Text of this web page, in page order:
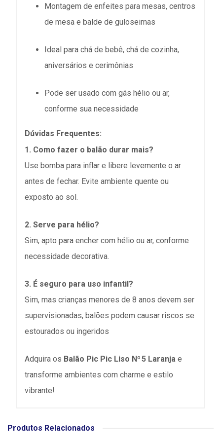
Montagem de enfeites para mesas, centros
de mesa e balde de guloseimas
Ideal para chá de bebê, chá de cozinha,
aniversários e cerimônias
Pode ser usado com gás hélio ou ar,
conforme sua necessidade
Dúvidas Frequentes:
1. Como fazer o balão durar mais?
Use bomba para inflar e libere levemente o ar
antes de fechar. Evite ambiente quente ou
exposto ao sol.
2. Serve para hélio?
Sim, apto para encher com hélio ou ar, conforme
necessidade decorativa.
3. É seguro para uso infantil?
Sim, mas crianças menores de 8 anos devem ser
supervisionadas, balões podem causar riscos se
estourados ou ingeridos
Adquira os Balão Pic Pic Liso Nº 5 Laranja e
transforme ambientes com charme e estilo
vibrante!
Produtos Relacionados